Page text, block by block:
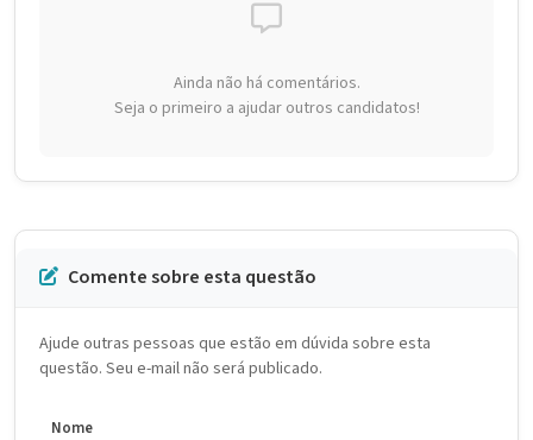
Ainda não há comentários.
Seja o primeiro a ajudar outros candidatos!
Comente sobre esta questão
Ajude outras pessoas que estão em dúvida sobre esta
questão. Seu e-mail não será publicado.
Nome